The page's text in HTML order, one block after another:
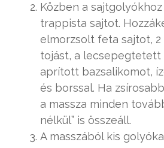
Közben a
trappista sajtot.
elmorzsolt feta sajtot,
tojást, a lecsepegtetett
aprított bazsalikomot,
és borssal. Ha
a massza minden
nélkül” is összeáll.
A masszából kis